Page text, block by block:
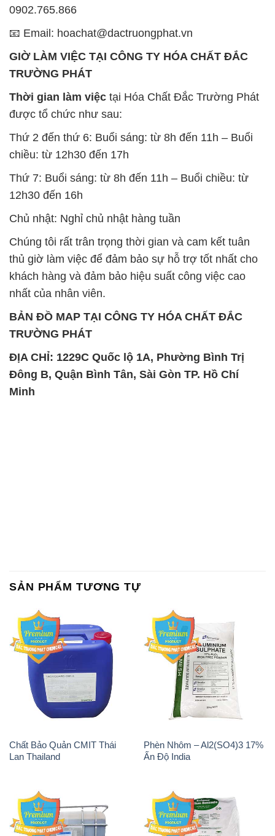
0902.765.866
📧 Email: hoachat@dactruongphat.vn
GIỜ LÀM VIỆC TẠI CÔNG TY HÓA CHẤT ĐẮC
TRƯỜNG PHÁT
Thời gian làm việc tại Hóa Chất Đắc Trường Phát
được tổ chức như sau:
Thứ 2 đến thứ 6: Buổi sáng: từ 8h đến 11h – Buổi
chiều: từ 12h30 đến 17h
Thứ 7: Buổi sáng: từ 8h đến 11h – Buổi chiều: từ
12h30 đến 16h
Chủ nhật: Nghỉ chủ nhật hàng tuần
Chúng tôi rất trân trọng thời gian và cam kết tuân
thủ giờ làm việc để đảm bảo sự hỗ trợ tốt nhất cho
khách hàng và đảm bảo hiệu suất công việc cao
nhất của nhân viên.
BẢN ĐỒ MAP TẠI CÔNG TY HÓA CHẤT ĐẮC
TRƯỜNG PHÁT
ĐỊA CHỈ: 1229C Quốc lộ 1A, Phường Bình Trị
Đông B, Quận Bình Tân, Sài Gòn TP. Hồ Chí
Minh
SẢN PHẨM TƯƠNG TỰ
Chất Bảo Quản CMIT Thái
Lan Thailand
Phèn Nhôm – Al2(SO4)3 17%
Ấn Độ India